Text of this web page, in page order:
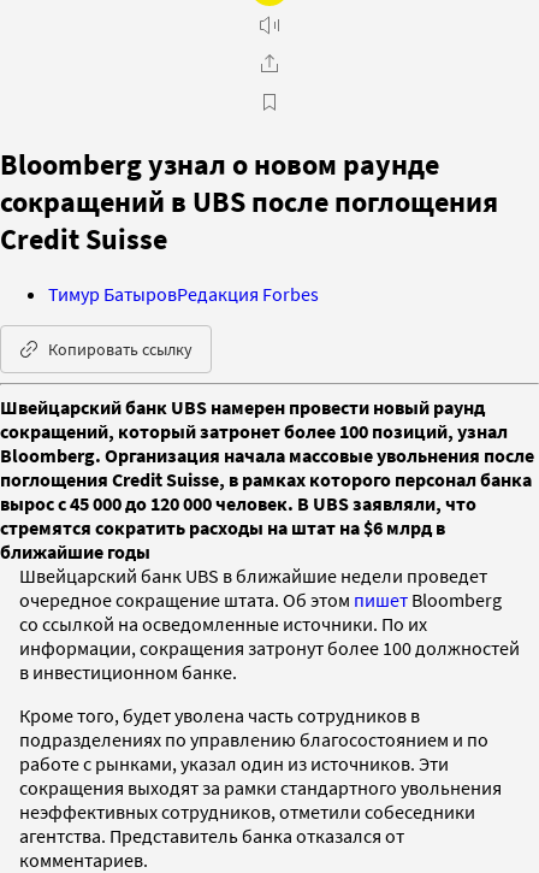
Bloomberg узнал о новом раунде
сокращений в UBS после поглощения
Credit Suisse
Тимур БатыровРедакция Forbes
Копировать ссылку
Швейцарский банк UBS намерен провести новый раунд
сокращений, который затронет более 100 позиций, узнал
Bloomberg. Организация начала массовые увольнения после
поглощения Credit Suisse, в рамках которого персонал банка
вырос с 45 000 до 120 000 человек. В UBS заявляли, что
стремятся сократить расходы на штат на $6 млрд в
ближайшие годы
Швейцарский банк UBS в ближайшие недели проведет
очередное сокращение штата. Об этом пишет Bloomberg
со ссылкой на осведомленные источники. По их
информации, сокращения затронут более 100 должностей
в инвестиционном банке.
Кроме того, будет уволена часть сотрудников в
подразделениях по управлению благосостоянием и по
работе с рынками, указал один из источников. Эти
сокращения выходят за рамки стандартного увольнения
неэффективных сотрудников, отметили собеседники
агентства. Представитель банка отказался от
комментариев.